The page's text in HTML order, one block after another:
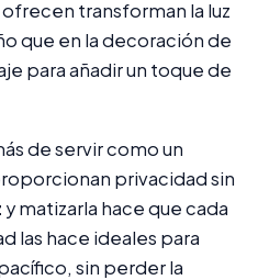
transforman la luz
que en la decoración de
para añadir un toque de
de servir como un
privacidad sin
y matizarla hace que cada
las hace ideales para
sin perder la